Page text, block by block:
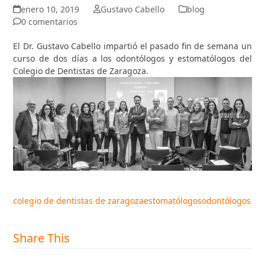
enero 10, 2019 Gustavo Cabello
blog
0 comentarios
El Dr. Gustavo Cabello impartió el pasado fin de semana un
curso de dos días a los odontólogos y estomatólogos del
Colegio de Dentistas de Zaragoza.
colegio de dentistas de zaragozaestomatólogosodontólogos
Share This